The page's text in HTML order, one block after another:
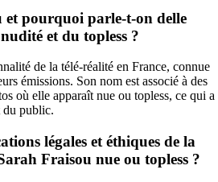
et pourquoi parle-t-on delle
et du topless ?
de la télé-réalité en France, connue
émissions. Son nom est associé à des
où elle apparaît nue ou topless, ce qui a
du public.
légales et éthiques de la
Fraisou nue ou topless ?